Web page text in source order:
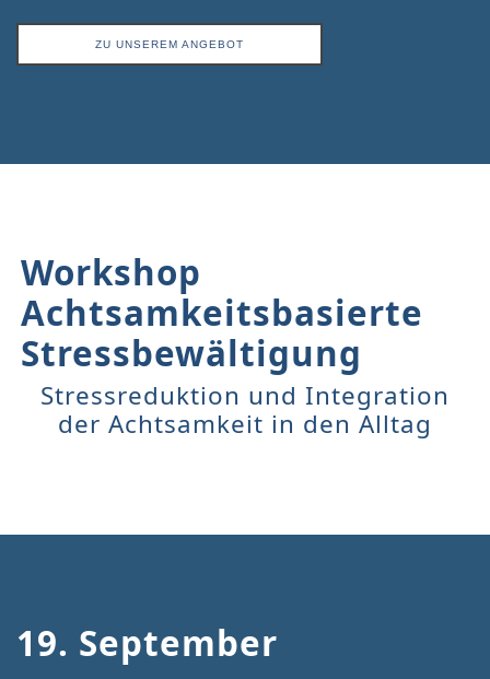
ZU UNSEREM ANGEBOT
Workshop
Achtsamkeitsbasierte
Stressbewältigung
Stressreduktion und Integration
der Achtsamkeit in den Alltag
19. September